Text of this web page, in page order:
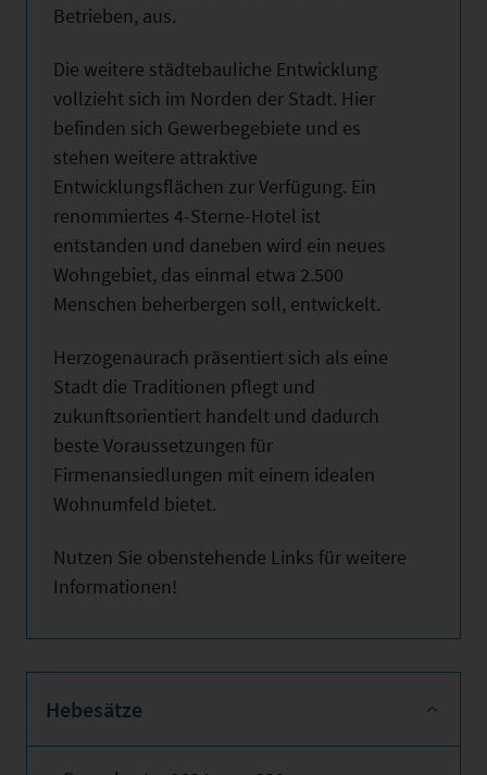
Betrieben, aus.
Die weitere städtebauliche Entwicklung
vollzieht sich im Norden der Stadt. Hier
befinden sich Gewerbegebiete und es
stehen weitere attraktive
Entwicklungsflächen zur Verfügung. Ein
renommiertes 4-Sterne-Hotel ist
entstanden und daneben wird ein neues
Wohngebiet, das einmal etwa 2.500
Menschen beherbergen soll, entwickelt.
Herzogenaurach präsentiert sich als eine
Stadt die Traditionen pflegt und
zukunftsorientiert handelt und dadurch
beste Voraussetzungen für
Firmenansiedlungen mit einem idealen
Wohnumfeld bietet.
Nutzen Sie obenstehende Links für weitere
Informationen!
Hebesätze